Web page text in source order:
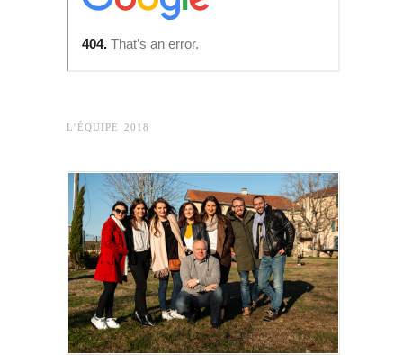
L’ÉQUIPE 2018